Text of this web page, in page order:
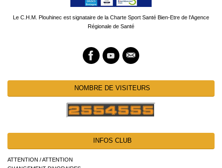
Le C.H.M. Plouhinec est signataire de la Charte Sport Santé Bien-Etre de l'Agence
Régionale de Santé
NOMBRE DE VISITEURS
INFOS CLUB
ATTENTION / ATTENTION